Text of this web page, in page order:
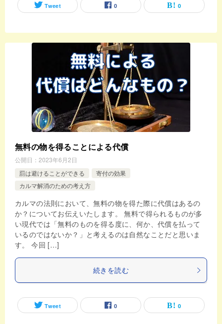
Tweet 0 0
無料の物を得ることによる代償
公開日： 2023年6月2日
罰は避けることができる
寄付の効果
カルマ解消のための考え方
カルマの法則において、無料の物を得た際に代償はあるの
か？についてお伝えいたします。 無料で得られるものが多
い現代では「無料のものを得る度に、何か、代償を払って
いるのではないか？」と考えるのは自然なことだと思いま
す。 今回 […]
続きを読む
Tweet 0 0